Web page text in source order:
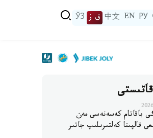
РУ
EN
中文 ق ز ЎЗ
باقاتام كەسەنەسى مەن
قالپىنا كەلتىرىلىپ جاتىر